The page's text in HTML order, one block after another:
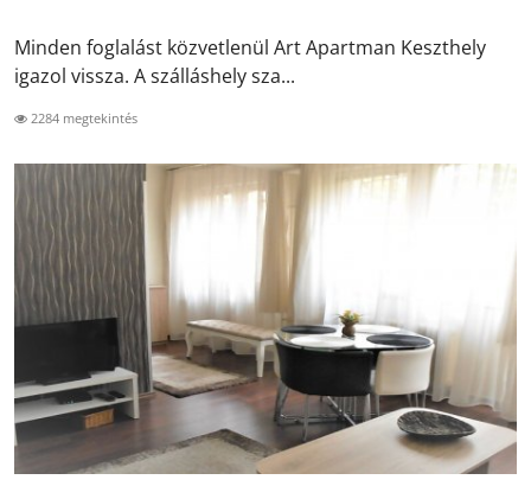
Minden foglalást közvetlenül Art Apartman Keszthely
igazol vissza. A szálláshely sza...
2284 megtekintés